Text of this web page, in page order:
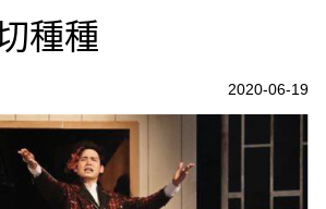
種種
2020-06-19